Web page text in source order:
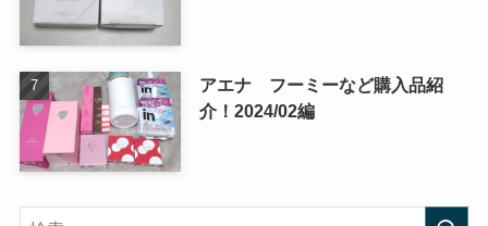
アエナ フーミーなど購入品紹
介！2024/02編